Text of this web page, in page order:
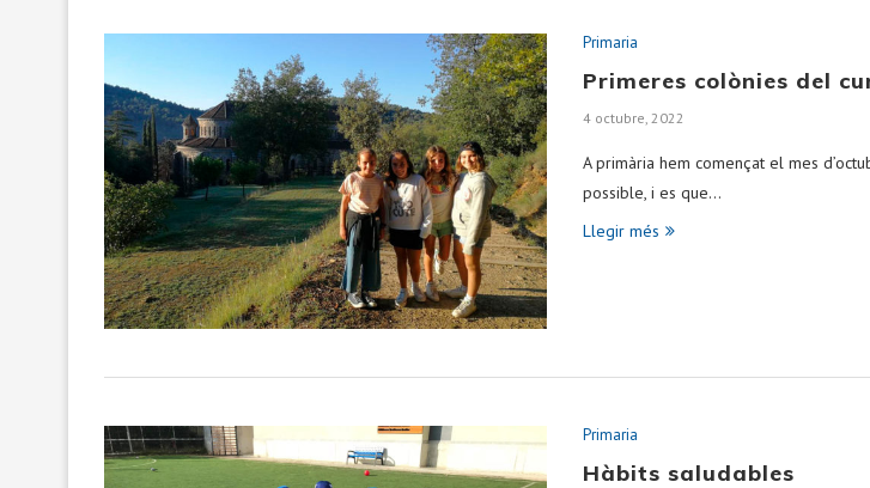
Primaria
Primeres colònies del
4 octubre, 2022
A primària hem començat el mes
possible, i es que…
Llegir més
Primaria
Hàbits saludables